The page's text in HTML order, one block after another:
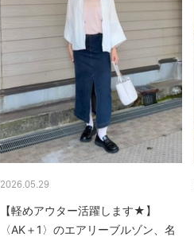
2026.05.29
【軽めアウター活躍します★】
〈AK＋1〉のエアリーブルゾン、名